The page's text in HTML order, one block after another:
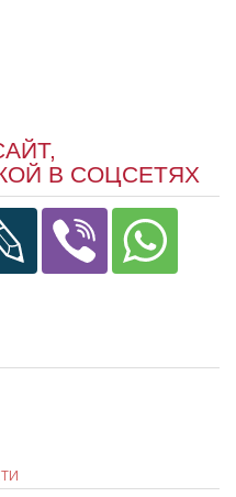
В СОЦСЕТЯХ